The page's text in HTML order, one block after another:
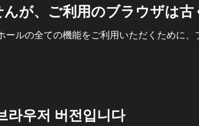
が、ご利用のブラウザは
ールの全ての機能をご利用いただくために、
라우저 버전입니다